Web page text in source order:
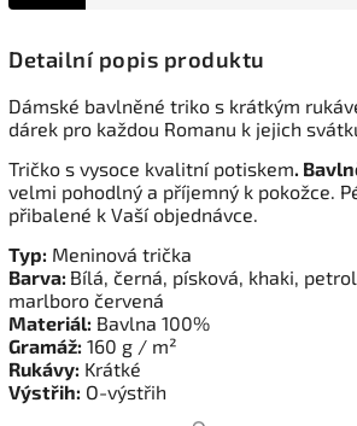
Detailní popis produktu
Dámské bavlněné triko s krátkým
dárek pro každou Romanu k jejich
Tričko s vysoce kvalitní potiskem.
velmi pohodlný a příjemný k pokožce.
přibalené k Vaší objednávce.
Typ: Meninová trička
Barva: Bílá, černá, písková, khaki,
marlboro červená
Materiál: Bavlna 100%
Gramáž: 160 g / m²
Rukávy: Krátké
Výstřih: O-výstřih